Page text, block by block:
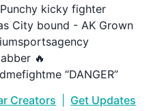
kicky fighter
City bound - AK Grown
🔥
“DANGER”
Creators
Get Updates